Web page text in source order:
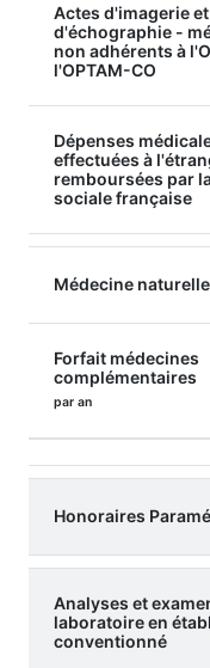
Actes d'imagerie
d'échographie -
non adhérents à
l'OPTAM-CO
Dépenses
effectuées à
remboursées par
sociale française
Médecine naturelle
Forfait médecines
complémentaires
par an
Honoraires
Analyses et
laboratoire en
conventionné